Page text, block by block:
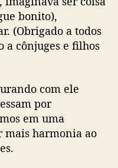
bonito),
(Obrigado a todos
a cônjuges e filhos
com ele
por
em uma
mais harmonia ao